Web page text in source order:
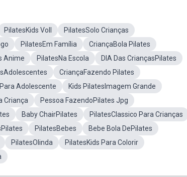
PilatesKids Voll
PilatesSolo Crianças
PilatesEm Família
CriançaBola Pilates
Anime PilatesNa Escola
DIA Das CriançasPilates
CriançaFazendo Pilates
Adolescente
Kids PilatesImagem Grande
Criança
Pessoa FazendoPilates Jpg
Baby ChairPilates
PilatesClassico Para Crianças
PilatesBebes
Bebe Bola DePilates
PilatesOlinda
PilatesKids Para Colorir